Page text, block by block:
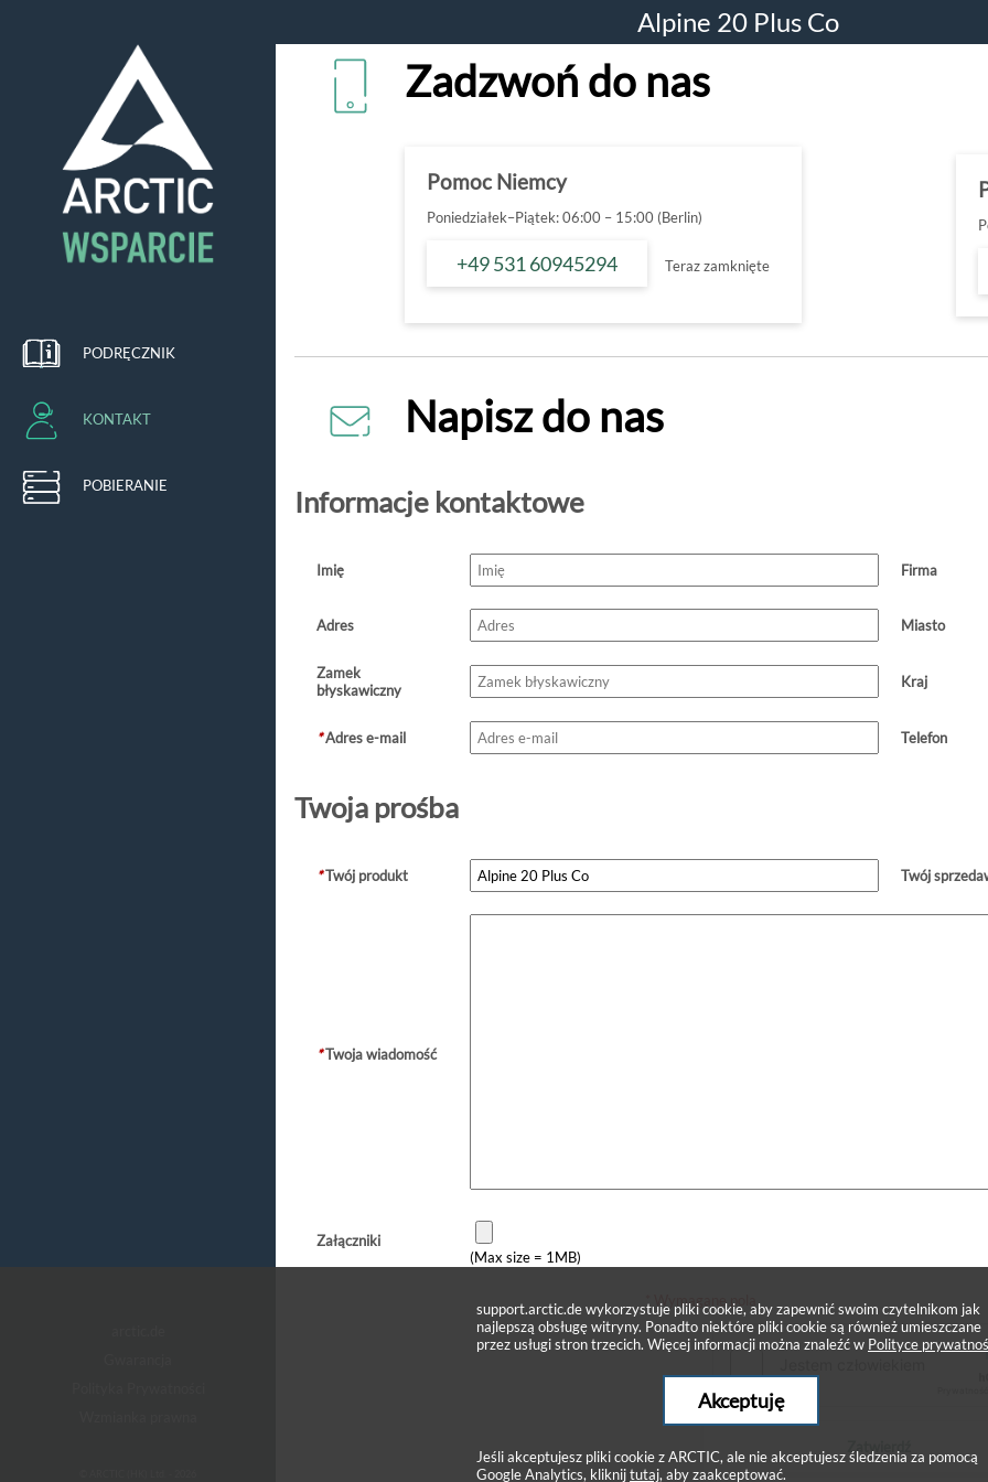
Alpine 20 Plus Co
PODRĘCZNIK
KONTAKT
POBIERANIE
Zadzwoń do nas
Pomoc Niemcy
Poniedziałek–Piątek: 06:00 – 15:00 (Berlin)
+49 531 60945294 Teraz zamknięte
Napisz do nas
Informacje kontaktowe
Imię Firma
Adres Miasto
Zamek
błyskawiczny
Kraj
*Adres e-mail Telefon
Twoja prośba
*Twój produkt Twój
*Twoja wiadomość
Załączniki
(Max size = 1MB)
* Wymagane pola
support.arctic.de wykorzystuje pliki cookie, aby zapewnić swoim czytelnikom jak
najlepszą obsługę witryny. Ponadto niektóre pliki cookie są również umieszczane
przez usługi stron trzecich. Więcej informacji można znaleźć w Polityce
Akceptuję
Jeśli akceptujesz pliki cookie z ARCTIC, ale nie akceptujesz śledzenia za pomocą
Google Analytics, kliknijtutaj, aby zaakceptować.